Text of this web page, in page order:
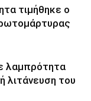
τιμήθηκε ο
λαμπρότητα
λιτάνευση του